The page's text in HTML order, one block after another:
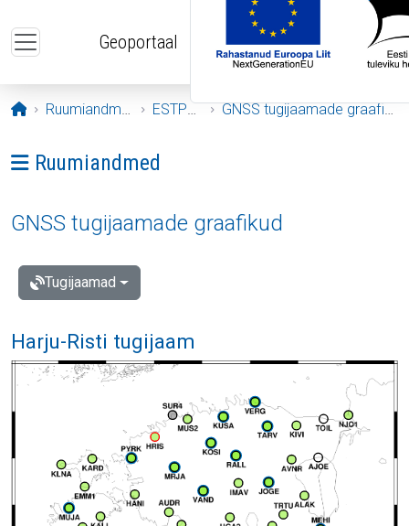
Geoportaal
Avaleht
Ruumiandmed ESTPOS GNSS tugijaamade graafikud
Ava menüü: Ruumiandmed
Ruumiandmed
GNSS tugijaamade graafikud
Tugijaamad
Harju-Risti tugijaam